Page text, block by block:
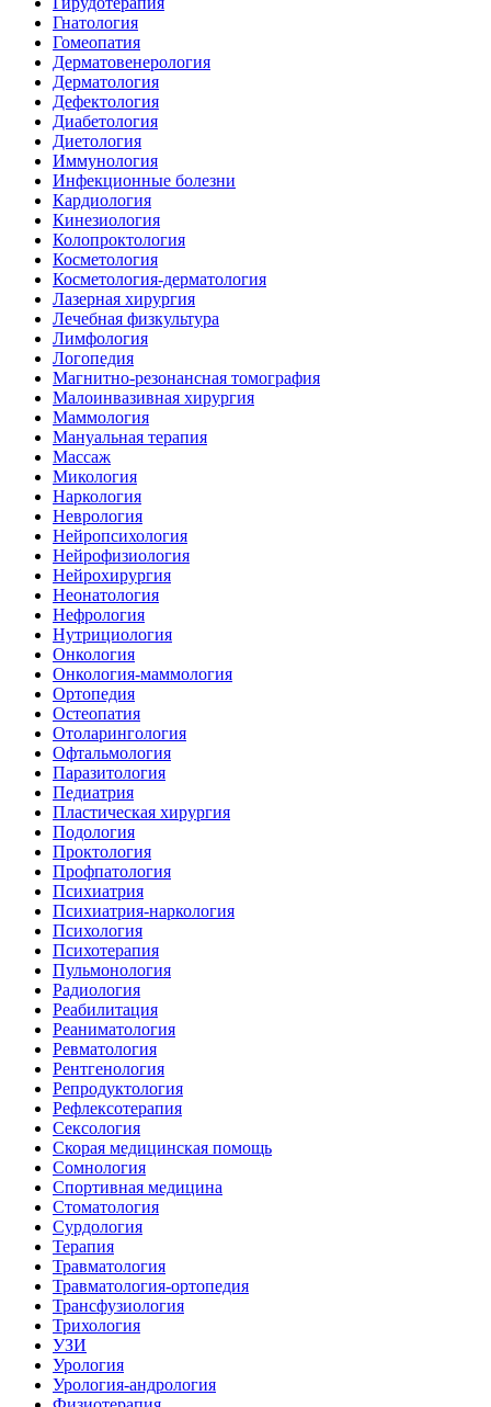
Гнатология
Гомеопатия
Дерматовенерология
Дерматология
Дефектология
Диабетология
Диетология
Иммунология
Инфекционные болезни
Кардиология
Кинезиология
Колопроктология
Косметология
Косметология-дерматология
Лазерная хирургия
Лечебная физкультура
Лимфология
Логопедия
Магнитно-резонансная томография
Малоинвазивная хирургия
Маммология
Мануальная терапия
Массаж
Микология
Наркология
Неврология
Нейропсихология
Нейрофизиология
Нейрохирургия
Неонатология
Нефрология
Нутрициология
Онкология
Онкология-маммология
Ортопедия
Остеопатия
Отоларингология
Офтальмология
Паразитология
Педиатрия
Пластическая хирургия
Подология
Проктология
Профпатология
Психиатрия
Психиатрия-наркология
Психология
Психотерапия
Пульмонология
Радиология
Реабилитация
Реаниматология
Ревматология
Рентгенология
Репродуктология
Рефлексотерапия
Сексология
Скорая медицинская помощь
Сомнология
Спортивная медицина
Стоматология
Сурдология
Терапия
Травматология
Травматология-ортопедия
Трансфузиология
Трихология
УЗИ
Урология
Урология-андрология